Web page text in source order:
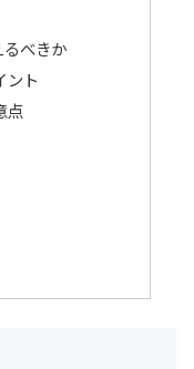
べきか
ント
点